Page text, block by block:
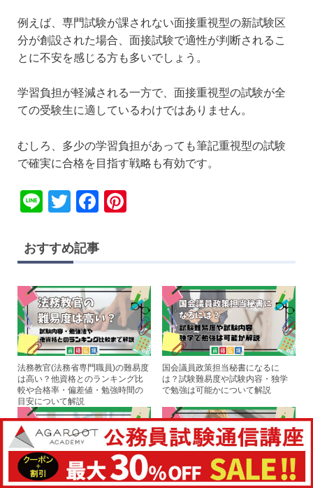
例えば、専門試験が課されない面接重視型の新試験区
分が創設された場合、面接試験で適性が判断されるこ
とに不安を感じる方も多いでしょう。
学習負担が軽減される一方で、面接重視型の試験が全
ての受験生に適しているわけではありません。
むしろ、多少の学習負担があっても筆記重視型の試験
で確実に合格を目指す戦略も有効です。
Li
e
T
tt
er
F
c
b
o
o
k
st
おすすめ記事
法務教官(法務省専門職員)の難易度
は高い？他資格とのランキング比
較や合格率・偏差値・勉強時間の
目安について解説
国会議員政策担当秘書になるに
は？試験難易度や試験内容・独学
で勉強は可能かについて解説